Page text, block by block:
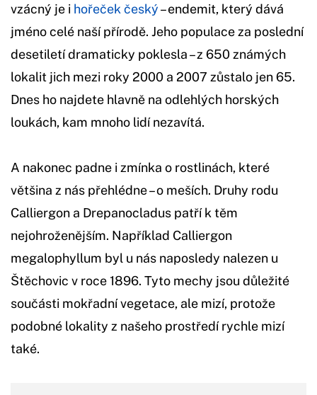
vzácný je i hořeček český– endemit, který dává
jméno celé naší přírodě. Jeho populace za poslední
desetiletí dramaticky poklesla – z 650 známých
lokalit jich mezi roky 2000 a 2007 zůstalo jen 65.
Dnes ho najdete hlavně na odlehlých horských
loukách, kam mnoho lidí nezavítá.
A nakonec padne i zmínka o rostlinách, které
většina z nás přehlédne – o meších. Druhy rodu
Calliergon a Drepanocladus patří k těm
nejohroženějším. Například Calliergon
megalophyllum byl u nás naposledy nalezen u
Štěchovic v roce 1896. Tyto mechy jsou důležité
součásti mokřadní vegetace, ale mizí, protože
podobné lokality z našeho prostředí rychle mizí
také.